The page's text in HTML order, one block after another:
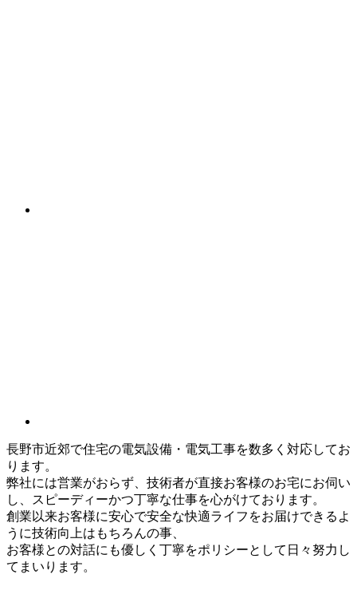
長野市近郊で住宅の電気設備・電気工事を数多く対応してお
ります。
弊社には営業がおらず、技術者が直接お客様のお宅にお伺い
し、スピーディーかつ丁寧な仕事を心がけております。
創業以来お客様に安心で安全な快適ライフをお届けできるよ
うに技術向上はもちろんの事、
お客様との対話にも優しく丁寧をポリシーとして日々努力し
てまいります。